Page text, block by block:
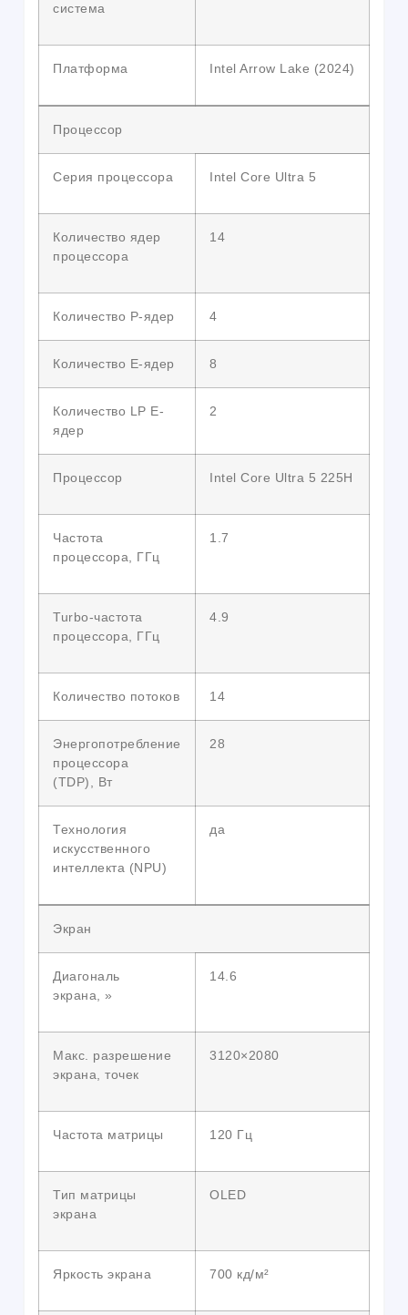
система
Платформа Intel Arrow Lake (2024)
Процессор
Серия процессора Intel Core Ultra 5
Количество ядер
процессора
14
Количество P-ядер 4
Количество E-ядер 8
Количество LP E-
ядер
2
Процессор Intel Core Ultra 5 225H
Частота
процессора, ГГц
1.7
Turbo-частота
процессора, ГГц
4.9
Количество потоков 14
Энергопотребление
процессора
(TDP), Вт
28
Технология
искусственного
интеллекта (NPU)
да
Экран
Диагональ
экрана, »
14.6
Макс. разрешение
экрана, точек
3120×2080
Частота матрицы 120 Гц
Тип матрицы
экрана
OLED
Яркость экрана 700 кд/м²